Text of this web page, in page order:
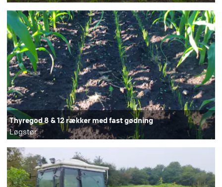
Thyregod 8 & 12 rækker med fast gødning
Løgstør